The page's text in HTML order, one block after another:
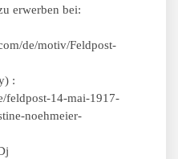
erwerben bei:
de/motiv/Feldpost-
:
feldpost-14-mai-1917-
noehmeier-